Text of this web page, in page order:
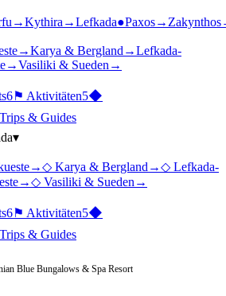
→Kythira →Lefkada●Paxos→ Zakynthos
→Karya & Bergland →Lefkada-
→Vasiliki & Sueden →
6⚑ Aktivitäten5◆
Trips & Guides
▾
→◇ Karya & Bergland →◇ Lefkada-
→◇ Vasiliki & Sueden →
6⚑ Aktivitäten5◆
Trips & Guides
Blue Bungalows & Spa Resort